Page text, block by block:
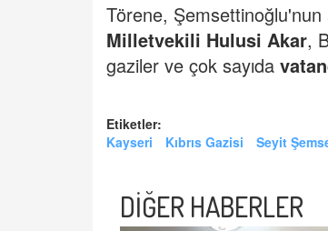
Törene,
Milletvekili Hulusi Akar,
gaziler ve çok sayıda
Etiketler:
Kayseri
Kıbrıs Gazisi Seyit
DİĞER HABERLER